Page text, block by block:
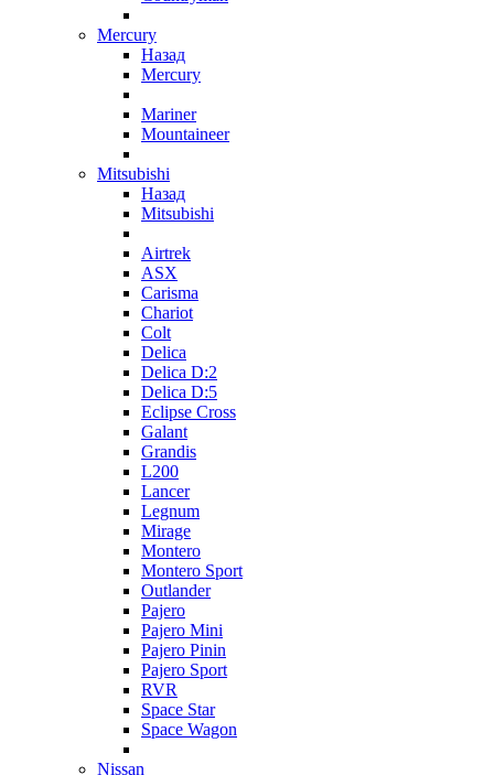
Mercury
Назад
Mercury
Mariner
Mountaineer
Mitsubishi
Назад
Mitsubishi
Airtrek
ASX
Carisma
Chariot
Colt
Delica
Delica D:2
Delica D:5
Eclipse Cross
Galant
Grandis
L200
Lancer
Legnum
Mirage
Montero
Montero Sport
Outlander
Pajero
Pajero Mini
Pajero Pinin
Pajero Sport
RVR
Space Star
Space Wagon
Nissan